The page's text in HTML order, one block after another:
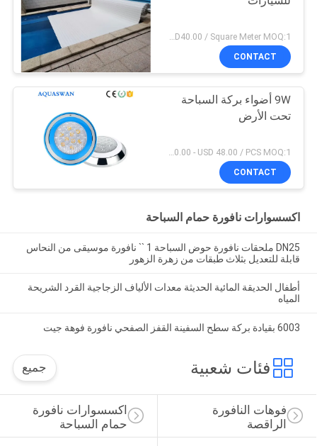
USD1.00 - USD4,848.00 / Set (Cover With Roller), Only Cover USD28.00 - USD40.00 / Square Meter MOQ:1 قطعة
CONTACT
9W أضواء بركة السباحة
تحت الأرض
CONTACT
اكسسوارات نافورة حمام السباحة
DN25 ملحقات نافورة حوض السباحة 1 `` نافورة موسيقى من النحاس
قابلة للتعديل بثلاث طبقات من زهرة الزهور
أطفال الحديقة المائية الحديثة معدات الألياف الزجاجية القرد الشريحة
المياه
6003 بقيادة بركة سطح السفينة القفز الصفحي نافورة فوهة جيت
فئات شعبية جميع
اكسسوارات نافورة
حمام السباحة
فوهات النافورة
الراقصة